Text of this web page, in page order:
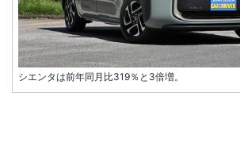
シエンタは前年同月比319％と3倍増。